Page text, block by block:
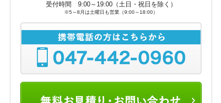
受付時間 9:00～19:00（土日・祝日を除く）
※5～8月は土曜日も営業（9:00～18:00）